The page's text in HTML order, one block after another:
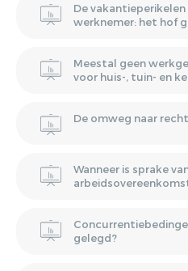
De vakantieperikelen
werknemer: het hof
Meestal geen
voor huis-, tuin- en
De omweg naar recht
Wanneer is sprake
gelegd?